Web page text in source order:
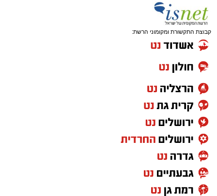
קבוצת התקשורת ומקומוני הרשת: